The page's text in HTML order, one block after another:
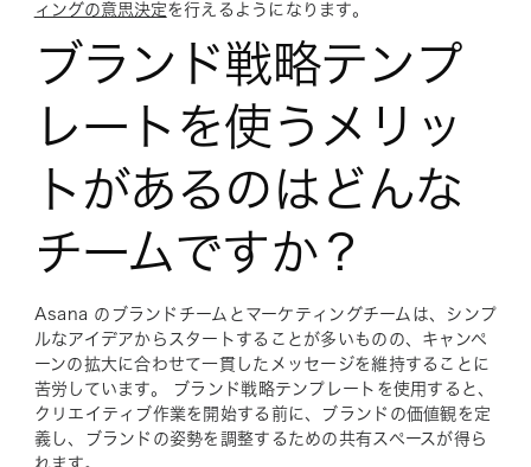
ィングの意思決定を行えるようになります。
ブランド戦略テンプ
レートを使うメリッ
トがあるのはどんな
チームですか？
Asana のブランドチームとマーケティングチームは、シンプ
ルなアイデアからスタートすることが多いものの、キャンペ
ーンの拡大に合わせて一貫したメッセージを維持することに
苦労しています。 ブランド戦略テンプレートを使用すると、
クリエイティブ作業を開始する前に、ブランドの価値観を定
義し、ブランドの姿勢を調整するための共有スペースが得ら
れます。